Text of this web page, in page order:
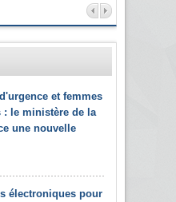
et femmes
: le ministère de la
une nouvelle
électroniques pour